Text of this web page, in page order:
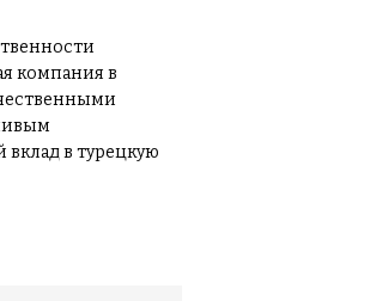
компания в
в турецкую